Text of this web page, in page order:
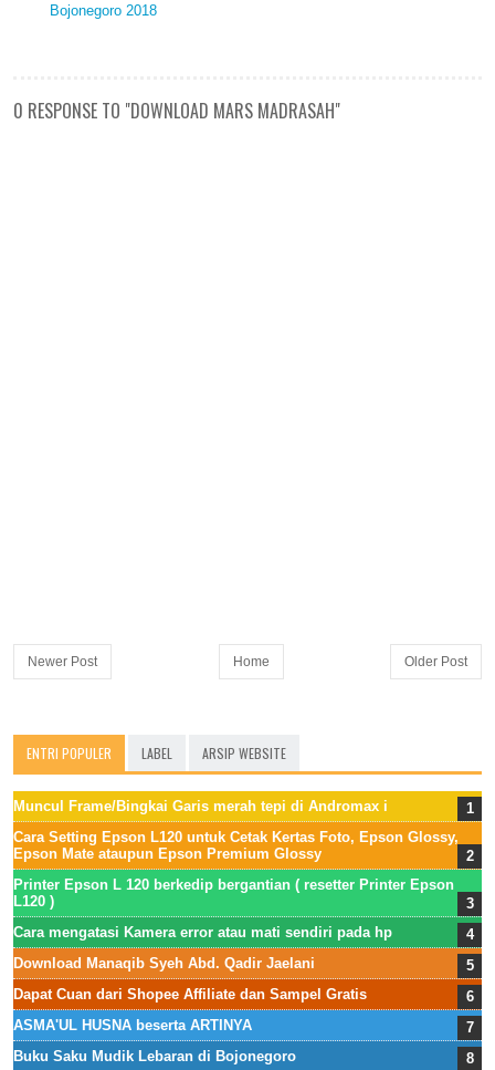
Bojonegoro 2018
0 RESPONSE TO "DOWNLOAD MARS MADRASAH"
Newer Post Older Post
Home
ENTRI POPULER LABEL ARSIP WEBSITE
Muncul Frame/Bingkai Garis merah tepi di Andromax i
Cara Setting Epson L120 untuk Cetak Kertas Foto, Epson Glossy,
Epson Mate ataupun Epson Premium Glossy
Printer Epson L 120 berkedip bergantian ( resetter Printer Epson
L120 )
Cara mengatasi Kamera error atau mati sendiri pada hp
Download Manaqib Syeh Abd. Qadir Jaelani
Dapat Cuan dari Shopee Affiliate dan Sampel Gratis
ASMA'UL HUSNA beserta ARTINYA
Buku Saku Mudik Lebaran di Bojonegoro